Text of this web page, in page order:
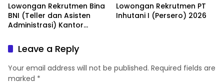
Lowongan Rekrutmen Bina
BNI (Teller dan Asisten
Administrasi) Kantor
Lowongan Rekrutmen PT
Inhutani I (Persero) 2026
Leave a Reply
Your email address will not be published. Required fields are
marked *